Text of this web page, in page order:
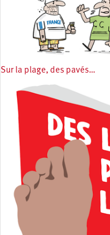
Sur la plage, des pavés…